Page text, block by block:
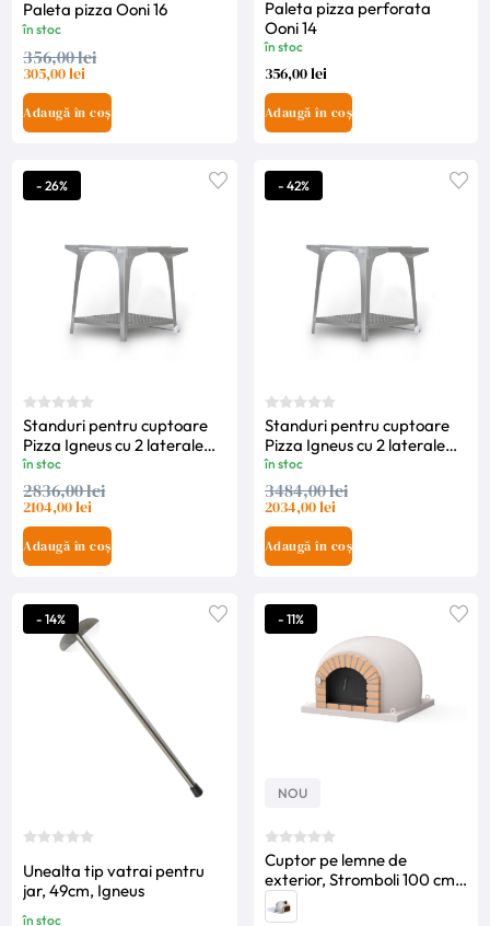
Paleta pizza Ooni 16
în stoc
356,00 lei
305,00 lei
Adaugă în coș
Paleta pizza perforata
Ooni 14
în stoc
356,00 lei
Adaugă în coș
- 26%
Standuri pentru cuptoare
Pizza Igneus cu 2 laterale
incluse-Classico
în stoc
2836,00 lei
2104,00 lei
Adaugă în coș
- 42%
Standuri pentru cuptoare
Pizza Igneus cu 2 laterale
incluse-Pro 750
în stoc
3484,00 lei
2034,00 lei
Adaugă în coș
- 14%
Unealta tip vatrai pentru
jar, 49cm, Igneus
în stoc
- 11%
NOU
Cuptor pe lemne de
exterior, Stromboli 100 cm,
Movelar